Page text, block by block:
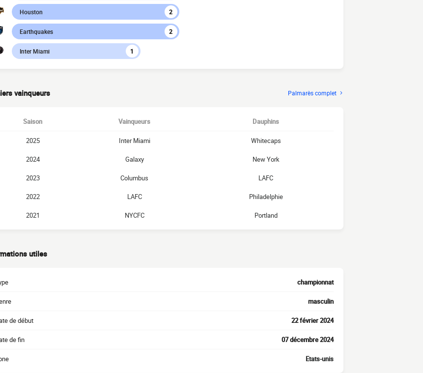
Houston 2
Earthquakes 2
Inter Miami 1
vainqueurs Palmarès complet
Saison Vainqueurs Dauphins
2025 Inter Miami Whitecaps
2024 Galaxy New York
2023 Columbus LAFC
2022 LAFC Philadelphie
2021 NYCFC Portland
utiles
championnat
masculin
de début 22 février 2024
de fin 07 décembre 2024
Etats-unis